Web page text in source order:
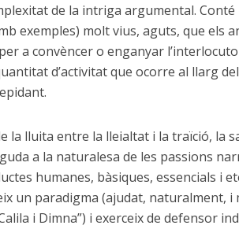
de la intriga argumental. Conté
exemples) molt vius, aguts, que els
a convèncer o enganyar
d’activitat que ocorre al llarg
la lluita entre la lleialtat i la traïció, la
a la naturalesa de les passions
humanes, bàsiques, essencials i
un paradigma (ajudat, naturalment, i
i Dimna”) i exerceix de defensor